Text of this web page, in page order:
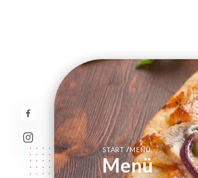
START/MENÜ
Menü